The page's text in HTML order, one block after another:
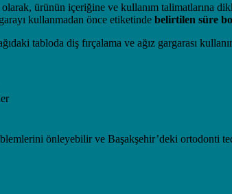
ürünün içeriğine ve kullanım talimatlarına
kullanmadan önce etiketinde belirtilen süre
tabloda diş fırçalama ve ağız gargarası
önleyebilir ve Başakşehir’deki ortodonti